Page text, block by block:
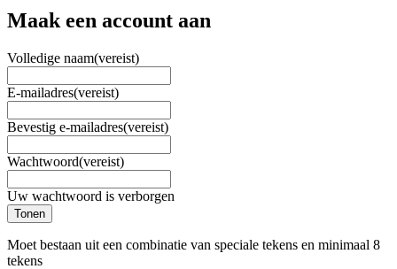
Maak een account aan
Volledige naam(vereist)
E-mailadres(vereist)
Bevestig e-mailadres(vereist)
Wachtwoord(vereist)
Uw wachtwoord is verborgen
Tonen
Moet bestaan uit een combinatie van speciale tekens en minimaal 8
tekens